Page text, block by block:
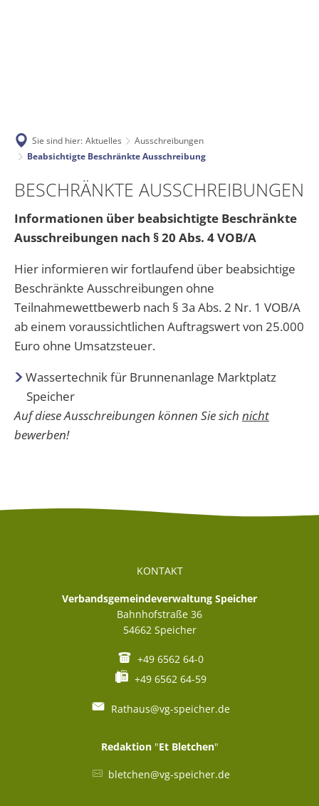
Erschließung
Stellenangebote
Kita Orenhofen
Kita Kleine
Klimaschutz
Bürgerbroschüre
Bürgerhaushalt
Kommunaler Entschuldungsfonds
Bereitschaftsdienste
Anschrift / Öffnungszeiten
Mitarbeiter
Verbandsgemeinde Organigramm
Satzungen
VG Werke Wasser
Abwasser
Bildung & Soziales
Büchereien
Jugendpfleger
Integrationsarbeit
Schulen Grundschule Speicher
Grundschule Spangdahlem
Kindertagesstätten
Kita Orenhofen
Volkshochschule Aktuelle Veranstaltungen
Tourismus & Freizeit
Museum Speicher
Vereine
Ehrenamtskarte
Schwimmbad
Unterkunftsverzeichnis
Veranstaltungskalender
Elektronische Rechnung
Sie sind hier: Aktuelles
Ausschreibungen
Beabsichtigte Beschränkte Ausschreibung
Beabsichtigte
Beschränkte
Ausschreibung
BESCHRÄNKTE AUSSCHREIBUNGEN
Informationen über beabsichtigte Beschränkte
Ausschreibungen nach § 20 Abs. 4 VOB/A
Hier informieren wir fortlaufend über beabsichtige
Beschränkte Ausschreibungen ohne
Teilnahmewettbewerb nach § 3a Abs. 2 Nr. 1 VOB/A
ab einem voraussichtlichen Auftragswert von 25.000
Euro ohne Umsatzsteuer.
Wassertechnik für Brunnenanlage Marktplatz
Speicher
Auf diese Ausschreibungen können Sie sich nicht
bewerben!
KONTAKT
Verbandsgemeindeverwaltung Speicher
Bahnhofstraße 36
54662 Speicher
+49 6562 64-0
+49 6562 64-59
Rathaus@vg-speicher.de
Redaktion "Et Bletchen"
bletchen@vg-speicher.de